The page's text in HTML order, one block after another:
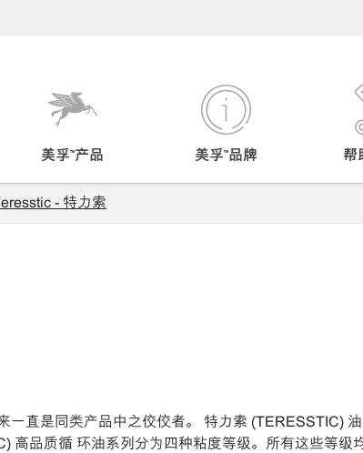
美孚™产品 美孚™品牌 帮
- 特力索
直是同类产品中之佼佼者。 特力索 (TERESSTIC)
高品质循 环油系列分为四种粘度等级。所有这些等